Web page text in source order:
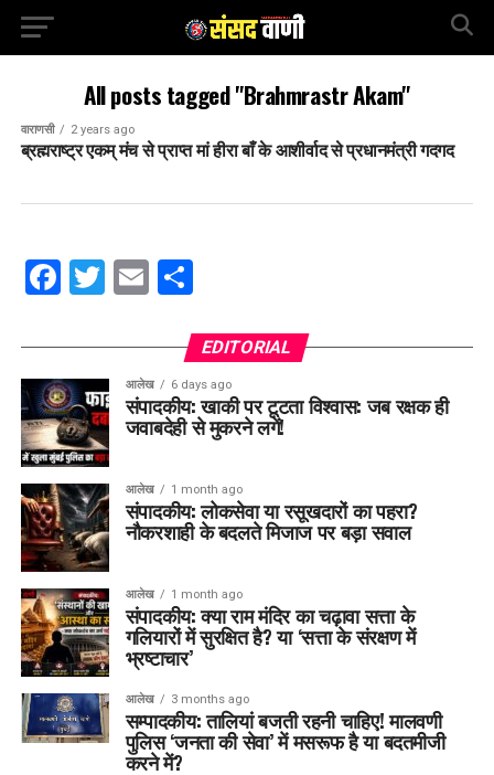
All posts tagged "Brahmrastr Akam"
वाराणसी 2 years ago
ब्रह्मराष्ट्र एकम् मंच से प्राप्त मां हीरा बाँ के आशीर्वाद से प्रधानमंत्री गदगद
Facebook
Twitter
EmailShare
EDITORIAL
आलेख 6 days ago
संपादकीय: खाकी पर टूटता विश्वास: जब रक्षक ही
जवाबदेही से मुकरने लगें!
आलेख 1 month ago
संपादकीय: लोकसेवा या रसूखदारों का पहरा?
नौकरशाही के बदलते मिजाज पर बड़ा सवाल
आलेख 1 month ago
संपादकीय: क्या राम मंदिर का चढ़ावा सत्ता के
गलियारों में सुरक्षित है? या ‘सत्ता के संरक्षण में
भ्रष्टाचार’
आलेख 3 months ago
सम्पादकीय: तालियां बजती रहनी चाहिए! मालवणी
पुलिस ‘जनता की सेवा’ में मसरूफ है या बदतमीजी
करने में?